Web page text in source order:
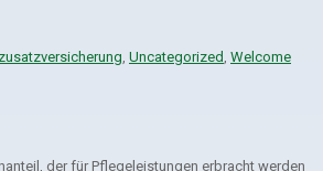
Uncategorized Welcome
der für Pflegeleistungen erbracht werden